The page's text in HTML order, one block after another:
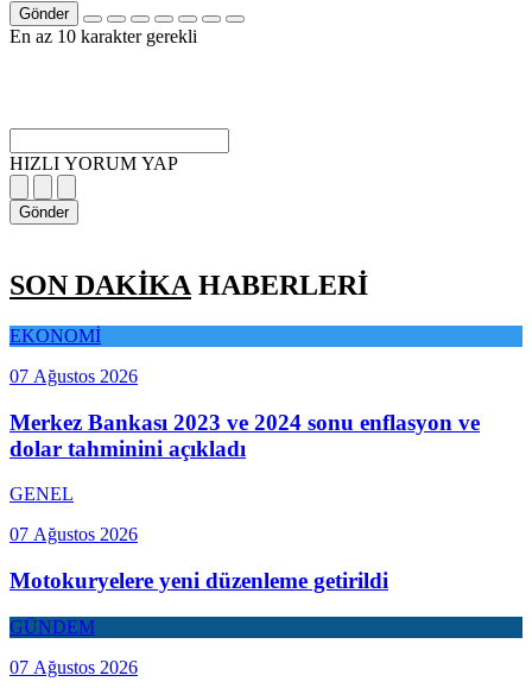
Gönder
En az 10 karakter gerekli
HIZLI YORUM YAP
Gönder
SON DAKİKA HABERLERİ
EKONOMİ
07 Ağustos 2026
Merkez Bankası 2023 ve 2024 sonu enflasyon ve
dolar tahminini açıkladı
GENEL
07 Ağustos 2026
Motokuryelere yeni düzenleme getirildi
GÜNDEM
07 Ağustos 2026